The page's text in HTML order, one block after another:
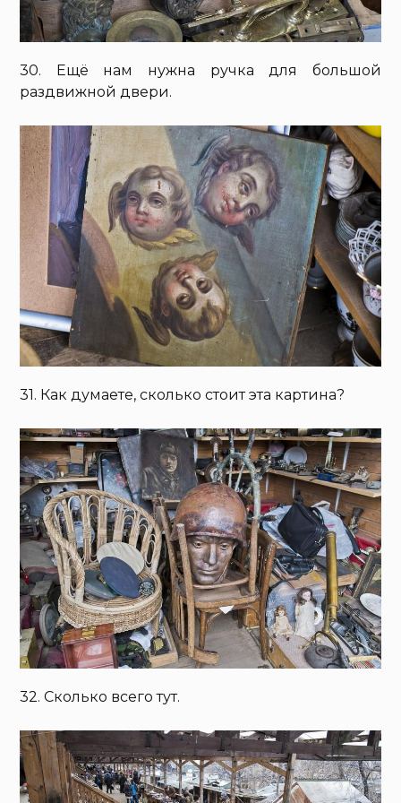
30. Ещё нам нужна ручка для большой
раздвижной двери.
31. Как думаете, сколько стоит эта картина?
32. Сколько всего тут.